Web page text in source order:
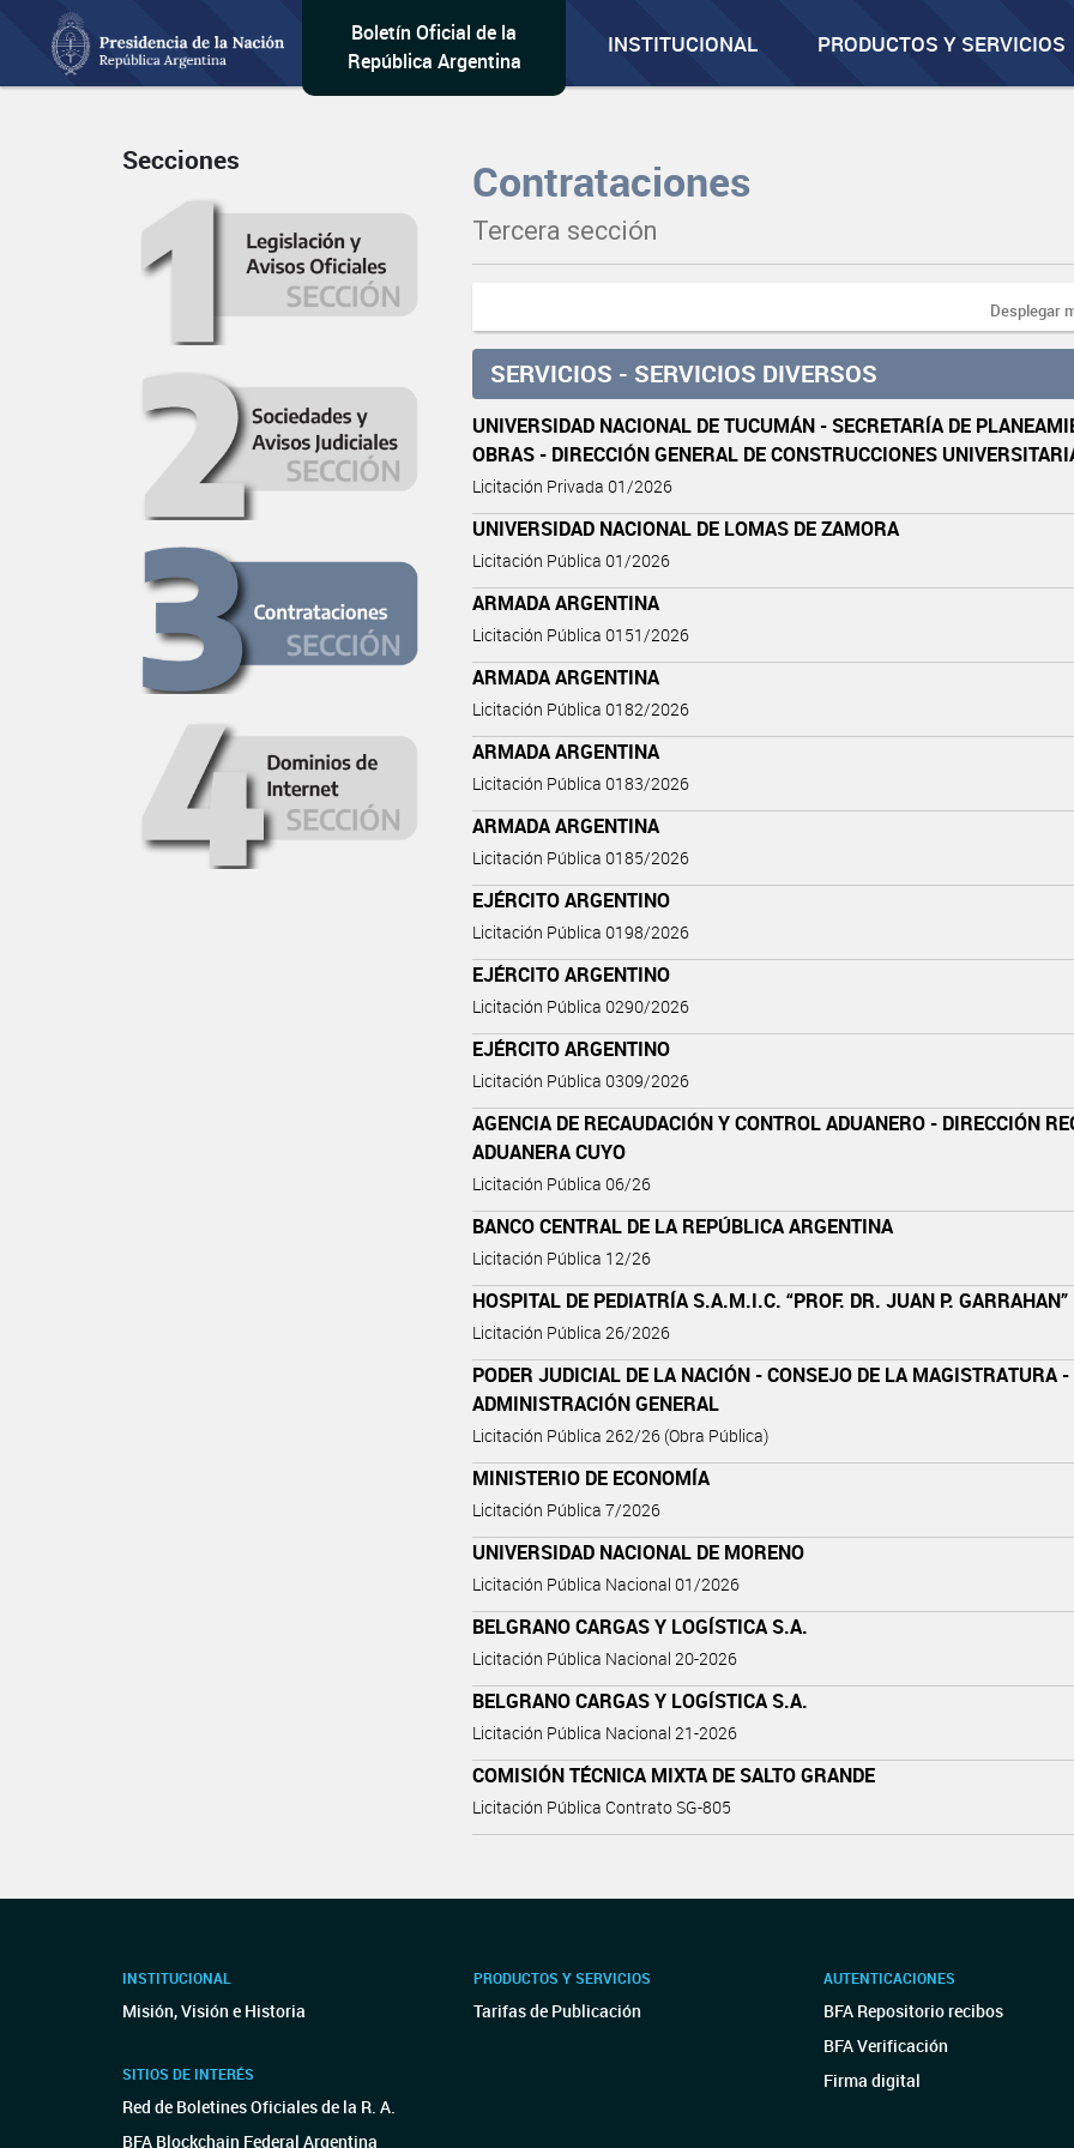
Boletín Oficial de la
República Argentina
INSTITUCIONAL PRODUCTOS Y SERVICIOS
Secciones Contrataciones
Tercera sección
Desplegar
SERVICIOS - SERVICIOS DIVERSOS
UNIVERSIDAD NACIONAL DE TUCUMÁN - SECRETARÍA DE
OBRAS - DIRECCIÓN GENERAL DE CONSTRUCCIONES
Licitación Privada 01/2026
UNIVERSIDAD NACIONAL DE LOMAS DE ZAMORA
Licitación Pública 01/2026
ARMADA ARGENTINA
Licitación Pública 0151/2026
ARMADA ARGENTINA
Licitación Pública 0182/2026
ARMADA ARGENTINA
Licitación Pública 0183/2026
ARMADA ARGENTINA
Licitación Pública 0185/2026
EJÉRCITO ARGENTINO
Licitación Pública 0198/2026
EJÉRCITO ARGENTINO
Licitación Pública 0290/2026
EJÉRCITO ARGENTINO
Licitación Pública 0309/2026
AGENCIA DE RECAUDACIÓN Y CONTROL ADUANERO - DIRECCIÓN
ADUANERA CUYO
Licitación Pública 06/26
BANCO CENTRAL DE LA REPÚBLICA ARGENTINA
Licitación Pública 12/26
HOSPITAL DE PEDIATRÍA S.A.M.I.C. “PROF. DR. JUAN P. GARRAHAN”
Licitación Pública 26/2026
PODER JUDICIAL DE LA NACIÓN - CONSEJO DE LA MAGISTRATURA -
ADMINISTRACIÓN GENERAL
Licitación Pública 262/26 (Obra Pública)
MINISTERIO DE ECONOMÍA
Licitación Pública 7/2026
UNIVERSIDAD NACIONAL DE MORENO
Licitación Pública Nacional 01/2026
BELGRANO CARGAS Y LOGÍSTICA S.A.
Licitación Pública Nacional 20-2026
BELGRANO CARGAS Y LOGÍSTICA S.A.
Licitación Pública Nacional 21-2026
COMISIÓN TÉCNICA MIXTA DE SALTO GRANDE
Licitación Pública Contrato SG-805
INSTITUCIONAL
Misión, Visión e Historia
SITIOS DE INTERÉS
Red de Boletines Oficiales de la R. A.
BFA Blockchain Federal Argentina
PRODUCTOS Y SERVICIOS
Tarifas de Publicación
AUTENTICACIONES
BFA Repositorio recibos
BFA Verificación
Firma digital